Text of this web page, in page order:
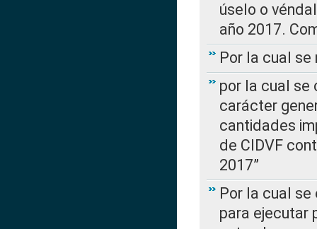
úselo o
año 2017.
Por la cual se
por la cual se
carácter
cantidades
de CIDVF
2017”
Por la cual
para ejecutar